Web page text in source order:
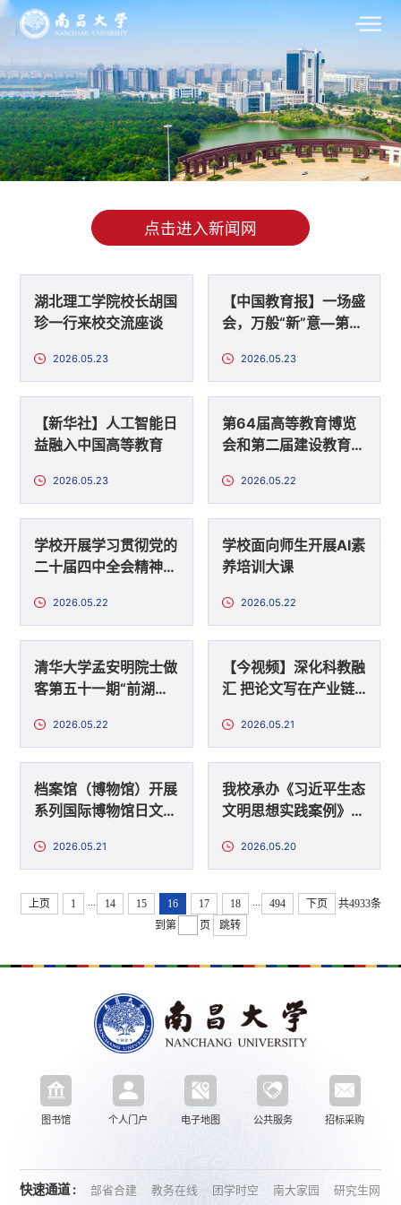
点击进入新闻网
湖北理工学院校长胡国
珍一行来校交流座谈
2026.05.23
【中国教育报】一场盛
会，万般“新”意—第
开幕首日扫描
2026.05.23
【新华社】人工智能日
益融入中国高等教育
2026.05.23
第64届高等教育博览
会和第二届建设教育强
论坛在昌举办
2026.05.22
学校开展学习贯彻党的
二十届四中全会精神集
2026.05.22
学校面向师生开展AI素
养培训大课
2026.05.22
清华大学孟安明院士做
客第五十一期“前湖讲
2026.05.22
【今视频】深化科教融
汇 把论文写在产业链
2026.05.21
档案馆（博物馆）开展
系列国际博物馆日文化
2026.05.21
我校承办《习近平生态
文明思想实践案例》宣
2026.05.20
上页 1 ... 14 15 16 17 18 ... 494 下页
共4933条
到第
页 跳转
图书馆 个人门户 电子地图 公共服务 招标采购
快速通道 : 部省合建 教务在线 团学时空 南大家园 研究生网